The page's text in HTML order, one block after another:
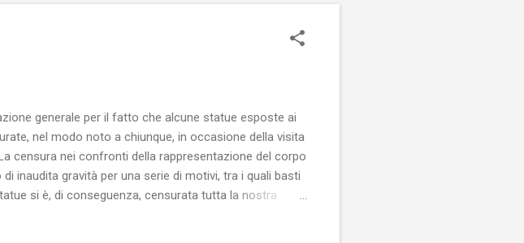
generale per il fatto che alcune statue esposte ai
nel modo noto a chiunque, in occasione della visita
censura nei confronti della rappresentazione del corpo
inaudita gravità per una serie di motivi, tra i quali basti
si è, di conseguenza, censurata tutta la nostra